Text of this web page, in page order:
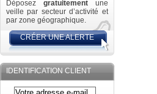
Déposez gratuitement une
veille par secteur d’activité et
par zone géographique.
CRÉER UNE ALERTE
IDENTIFICATION CLIENT